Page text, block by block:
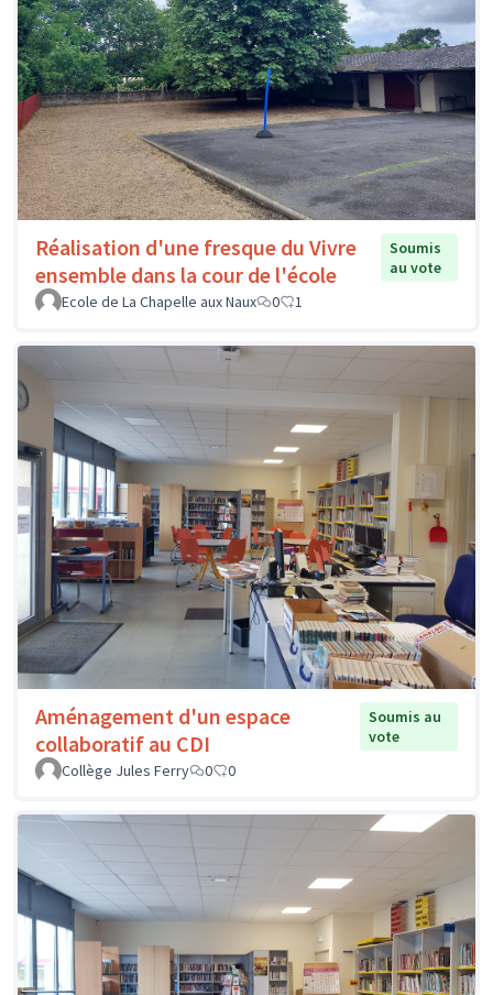
Réalisation d'une fresque du Vivre
ensemble dans la cour de l'école
Soumis
au vote
Ecole de La Chapelle aux Naux
0 1
Aménagement d'un espace
collaboratif au CDI
Soumis au
vote
Collège Jules Ferry
0 0